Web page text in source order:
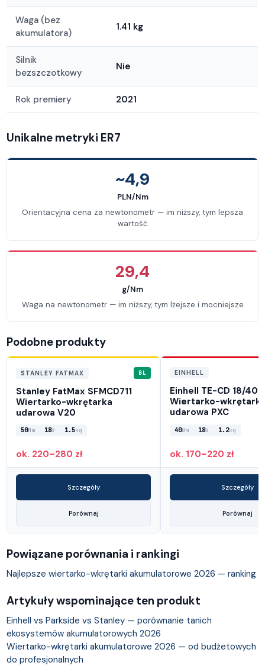
Waga (bez
akumulatora)
1.41 kg
Silnik
bezszczotkowy
Nie
Rok premiery 2021
Unikalne metryki ER7
~4,9
PLN/Nm
Orientacyjna cena za newtonometr — im niższy, tym lepsza
wartość
29,4
g/Nm
Waga na newtonometr — im niższy, tym lżejsze i mocniejsze
Podobne produkty
STANLEY FATMAX BL
Stanley FatMax SFMCD711
Wiertarko-wkrętarka
udarowa V20
50Nm 18V 1.5kg
ok. 220–280 zł
Szczegóły
Porównaj
EINHELL
Einhell TE-CD 18/40
Wiertarko-
udarowa PXC
40Nm 18V 1.2kg
ok. 170–220 zł
Szczegóły
Porównaj
Powiązane porównania i rankingi
Najlepsze wiertarko-wkrętarki akumulatorowe 2026 — ranking
Artykuły wspominające ten produkt
Einhell vs Parkside vs Stanley — porównanie tanich
ekosystemów akumulatorowych 2026
Wiertarko-wkrętarki akumulatorowe 2026 — od budżetowych
do profesjonalnych